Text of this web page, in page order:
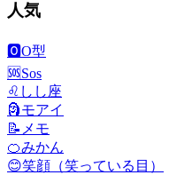
人気
🅾️O型
🆘Sos
♌ しし座
🗿モアイ
📝 メモ
🍊みかん
😊笑顔（笑っている目）